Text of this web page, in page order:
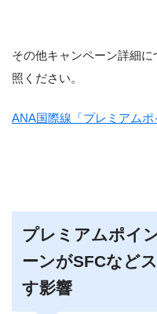
その他キャンペーン詳細
照ください。
ANA国際線「プレミアムポ
プレミアムポイ
ーンがSFCなど
す影響